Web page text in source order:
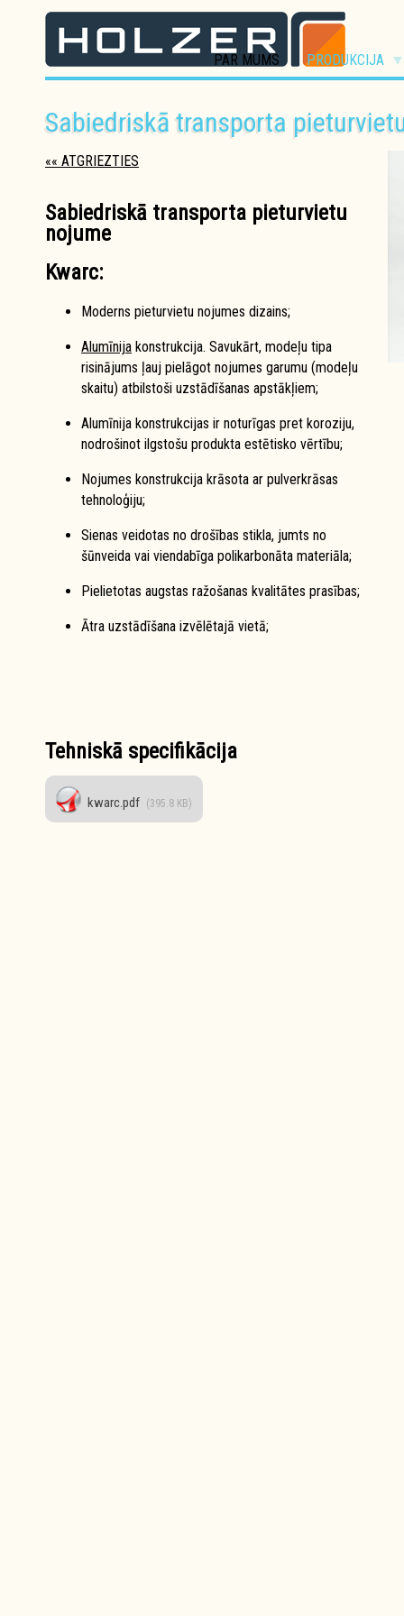
PAR MUMS PRODUKCIJA ▼
Sabiedriskā transporta
«« ATGRIEZTIES
Sabiedriskā transporta pieturvietu
nojume
Kwarc:
Moderns pieturvietu nojumes dizains;
Alumīnija konstrukcija. Savukārt, modeļu tipa
risinājums ļauj pielāgot nojumes garumu (modeļu
skaitu) atbilstoši uzstādīšanas apstākļiem;
Alumīnija konstrukcijas ir noturīgas pret koroziju,
nodrošinot ilgstošu produkta estētisko vērtību;
Nojumes konstrukcija krāsota ar pulverkrāsas
tehnoloģiju;
Sienas veidotas no drošības stikla, jumts no
šūnveida vai viendabīga polikarbonāta materiāla;
Pielietotas augstas ražošanas kvalitātes prasības;
Ātra uzstādīšana izvēlētajā vietā;
Tehniskā specifikācija
kwarc.pdf (395.8 KB)